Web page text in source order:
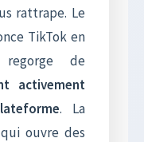
rattrape. Le
TikTok en
regorge de
activement
. La
ouvre des